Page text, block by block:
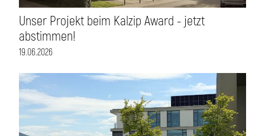
Unser Projekt beim Kalzip Award - jetzt
abstimmen!
19.06.2026